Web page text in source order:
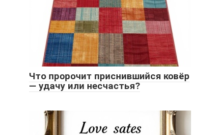
Что пророчит приснившийся ковёр
— удачу или несчастья?